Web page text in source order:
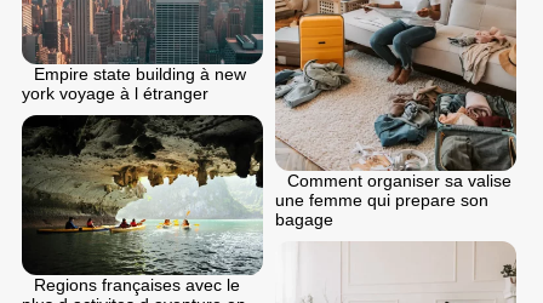
Comment organiser sa valise
une femme qui prepare son
bagage
Empire state building à new
york voyage à l étranger
Regions françaises avec le